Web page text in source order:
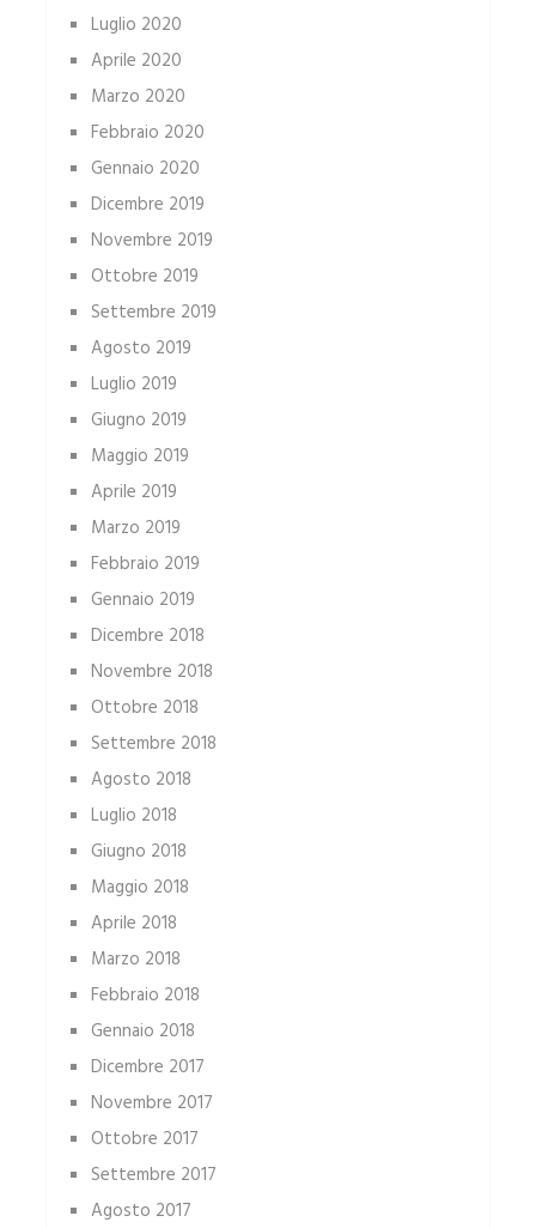
Luglio 2020
Aprile 2020
Marzo 2020
Febbraio 2020
Gennaio 2020
Dicembre 2019
Novembre 2019
Ottobre 2019
Settembre 2019
Agosto 2019
Luglio 2019
Giugno 2019
Maggio 2019
Aprile 2019
Marzo 2019
Febbraio 2019
Gennaio 2019
Dicembre 2018
Novembre 2018
Ottobre 2018
Settembre 2018
Agosto 2018
Luglio 2018
Giugno 2018
Maggio 2018
Aprile 2018
Marzo 2018
Febbraio 2018
Gennaio 2018
Dicembre 2017
Novembre 2017
Ottobre 2017
Settembre 2017
Agosto 2017